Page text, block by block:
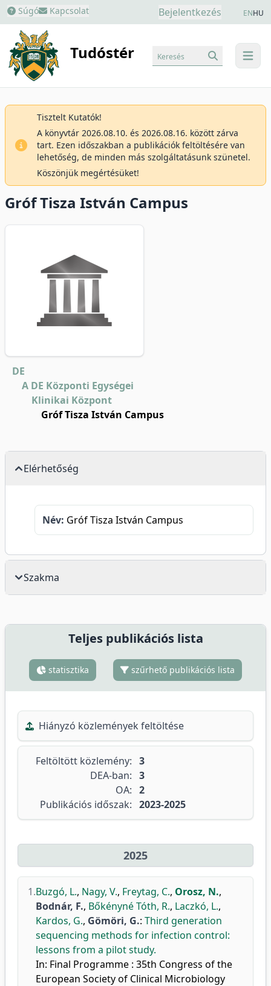
Súgó Kapcsolat Bejelentkezés ENHU
Tudóstér menu
Keresés
Tisztelt Kutatók!
A könyvtár 2026.08.10. és 2026.08.16. között zárva
tart. Ezen időszakban a publikációk feltöltésére van
lehetőség, de minden más szolgáltatásunk szünetel.
Köszönjük megértésüket!
Gróf Tisza István Campus
DE
A DE Központi Egységei
Klinikai Központ
Gróf Tisza István Campus
Elérhetőség
Név: Gróf Tisza István Campus
Szakma
Teljes publikációs lista
statisztika szűrhető publikációs lista
Hiányzó közlemények feltöltése
Feltöltött közlemény: 3
DEA-ban: 3
OA: 2
Publikációs időszak: 2023-2025
2025
1.Buzgó, L., Nagy, V., Freytag, C., Orosz, N.,
Bodnár, F., Bőkényné Tóth, R., Laczkó, L.,
Kardos, G., Gömöri, G.: Third generation
sequencing methods for infection control:
lessons from a pilot study.
In: Final Programme : 35th Congress of the
European Society of Clinical Microbiology